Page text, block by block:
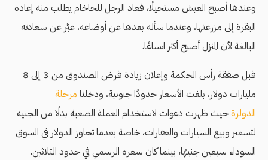
وعندها أصبح العيش مستحيلًا، فعاد الرجل للحاخام يطلب منه إعادة
البقرة إلى مزرعتها، وعندما سأله بعدها عن أوضاعه، عبَّر عن سعادته
البالغة لأن المنزل أصبح أكثر اتساعًا.
قبل صفقة رأس الحكمة وإعلان زيادة قرض الصندوق من 3 إلى 8
مليارات دولار، بلغت الأسعار حدودًا جنونية، ودخلنا مرحلة
الدولرةحيث ظهرت دعوات لاستخدام العملة الصعبة بدلًا من الجنيه
لتسعير وبيع السيارات والعقارات، خاصة بعدما تجاوز الدولار في السوق
السوداء سبعين جنيهًا، بينما كان سعره الرسمي في حدود الثلاثين.